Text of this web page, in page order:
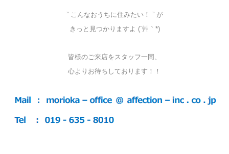
” こんなおうちに住みたい！ ” が
きっと見つかりますよ (´艸｀*)
皆様のご来店をスタッフ一同、
心よりお待ちしております！！